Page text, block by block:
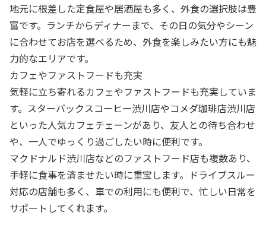
地元に根差した定食屋や居酒屋も多く、外食の選択肢は豊
富です。ランチからディナーまで、その日の気分やシーン
に合わせてお店を選べるため、外食を楽しみたい方にも魅
力的なエリアです。
カフェやファストフードも充実
気軽に立ち寄れるカフェやファストフードも充実していま
す。スターバックスコーヒー渋川店やコメダ珈琲店渋川店
といった人気カフェチェーンがあり、友人との待ち合わせ
や、一人でゆっくり過ごしたい時に便利です。
マクドナルド渋川店などのファストフード店も複数あり、
手軽に食事を済ませたい時に重宝します。ドライブスルー
対応の店舗も多く、車での利用にも便利で、忙しい日常を
サポートしてくれます。